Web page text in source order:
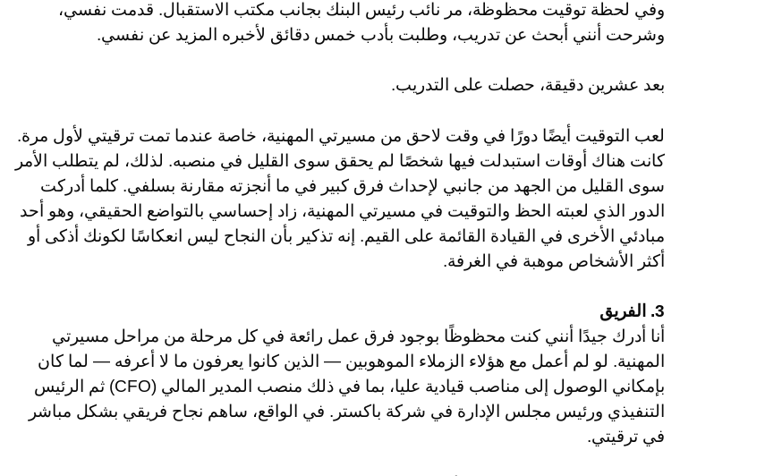
وفي لحظة توقيت محظوظة، مر نائب رئيس البنك بجانب مكتب الاستقبال. قدمت نفسي،
وشرحت أنني أبحث عن تدريب، وطلبت بأدب خمس دقائق لأخبره المزيد عن نفسي.
بعد عشرين دقيقة، حصلت على التدريب.
لعب التوقيت أيضًا دورًا في وقت لاحق من مسيرتي المهنية، خاصة عندما تمت ترقيتي لأول مرة.
كانت هناك أوقات استبدلت فيها شخصًا لم يحقق سوى القليل في منصبه. لذلك، لم يتطلب الأمر
سوى القليل من الجهد من جانبي لإحداث فرق كبير في ما أنجزته مقارنة بسلفي. كلما أدركت
الدور الذي لعبته الحظ والتوقيت في مسيرتي المهنية، زاد إحساسي بالتواضع الحقيقي، وهو أحد
مبادئي الأخرى في القيادة القائمة على القيم. إنه تذكير بأن النجاح ليس انعكاسًا لكونك أذكى أو
أكثر الأشخاص موهبة في الغرفة.
3. الفريق
أنا أدرك جيدًا أنني كنت محظوظًا بوجود فرق عمل رائعة في كل مرحلة من مراحل مسيرتي
المهنية. لو لم أعمل مع هؤلاء الزملاء الموهوبين — الذين كانوا يعرفون ما لا أعرفه — لما كان
بإمكاني الوصول إلى مناصب قيادية عليا، بما في ذلك منصب المدير المالي (CFO) ثم الرئيس
التنفيذي ورئيس مجلس الإدارة في شركة باكستر. في الواقع، ساهم نجاح فريقي بشكل مباشر
في ترقيتي.